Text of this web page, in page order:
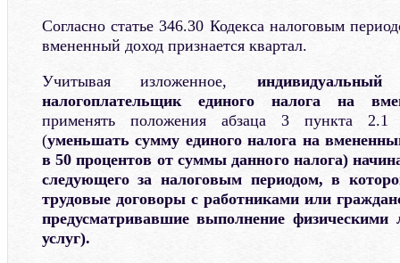
Согласно статье 346.30 Кодекса налоговым
вмененный доход признается квартал.
Учитывая изложенное,
налогоплательщик единого налога на
применять положения абзаца 3 пункта 2.1
(уменьшать сумму единого налога на
в 50 процентов от суммы данного налога)
следующего за налоговым периодом, в
трудовые договоры с работниками или
предусматривавшие выполнение физическими
услуг).